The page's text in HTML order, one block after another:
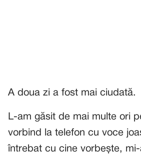
A doua zi a fost mai ciudată.
L-am găsit de mai multe ori
vorbind la telefon cu voce
întrebat cu cine vorbește,